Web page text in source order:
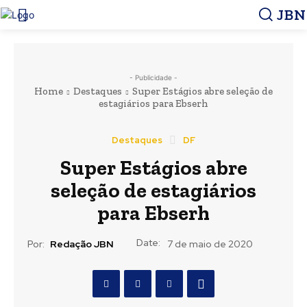
JBN
- Publicidade -
Home Destaques
Super Estágios abre seleção de
estagiários para Ebserh
Destaques DF
Super Estágios abre
seleção de estagiários
para Ebserh
Por: Redação JBN Date: 7 de maio de 2020